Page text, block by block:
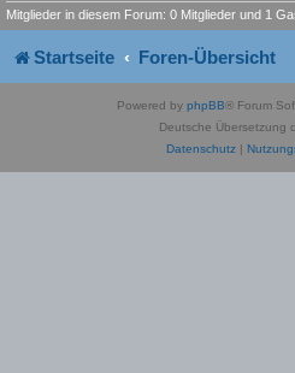
Mitglieder in diesem Forum: 0 Mitglieder und 1
Startseite Foren-Übersicht
Powered by phpBB® Forum
Deutsche Übersetzung
Datenschutz|